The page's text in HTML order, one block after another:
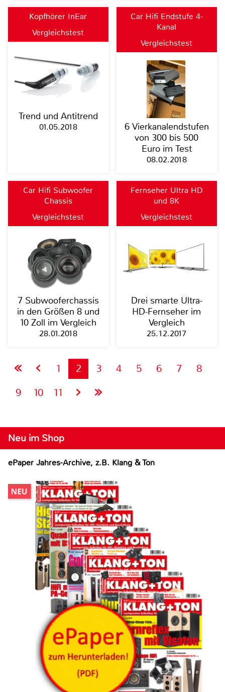
Kopfhörer InEar
Vergleichstest
Trend und Antitrend
01.05.2018
Car Hifi Endstufe 4-
Kanal
Vergleichstest
6 Vierkanalendstufen
von 300 bis 500
Euro im Test
08.02.2018
Car Hifi Subwoofer
Chassis
Vergleichstest
7 Subwooferchassis
in den Größen 8 und
10 Zoll im Vergleich
28.01.2018
Fernseher Ultra HD
und 8K
Vergleichstest
Drei smarte Ultra-
HD-Fernseher im
Vergleich
25.12.2017
1 2 3 4 5 6 7
8
9
10 11
Neu im Shop
ePaper Jahres-Archive, z.B. Klang & Ton